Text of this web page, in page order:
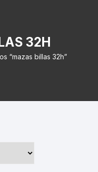
32H
“mazas billas 32h”